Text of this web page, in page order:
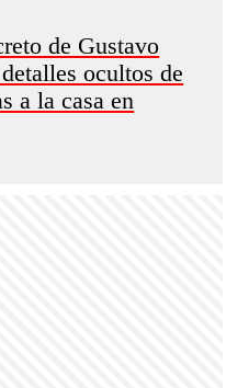
de Gustavo
ocultos de
a la casa en